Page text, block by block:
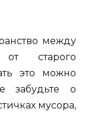
между
старого
это можно
забудьте о
мусора,